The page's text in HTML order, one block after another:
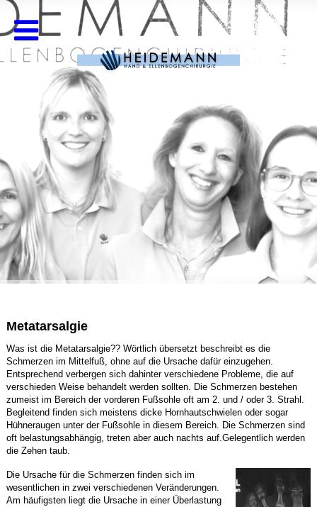
Metatarsalgie
Was ist die Metatarsalgie?? Wörtlich übersetzt beschreibt es die
Schmerzen im Mittelfuß, ohne auf die Ursache dafür einzugehen.
Entsprechend verbergen sich dahinter verschiedene Probleme, die auf
verschieden Weise behandelt werden sollten. Die Schmerzen bestehen
zumeist im Bereich der vorderen Fußsohle oft am 2. und / oder 3. Strahl.
Begleitend finden sich meistens dicke Hornhautschwielen oder sogar
Hühneraugen unter der Fußsohle in diesem Bereich. Die Schmerzen sind
oft belastungsabhängig, treten aber auch nachts auf.Gelegentlich werden
die Zehen taub.
Die Ursache für die Schmerzen finden sich im
wesentlichen in zwei verschiedenen Veränderungen.
Am häufigsten liegt die Ursache in einer Überlastung